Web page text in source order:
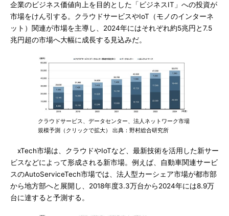
企業のビジネス価値向上を目的とした「ビジネスIT」への投資が
市場をけん引する。クラウドサービスやIoT（モノのインターネ
ット）関連が市場を主導し、2024年にはそれぞれ約5兆円と7.5
兆円超の市場へ大幅に成長する見込みだ。
クラウドサービス、データセンター、法人ネットワーク市場
規模予測（クリックで拡大） 出典：野村総合研究所
xTech市場は、クラウドやIoTなど、最新技術を活用した新サー
ビスなどによって形成される新市場。例えば、自動車関連サービ
スのAutoServiceTech市場では、法人型カーシェア市場が都市部
から地方部へと展開し、2018年度3.3万台から2024年には8.9万
台に達すると予測する。